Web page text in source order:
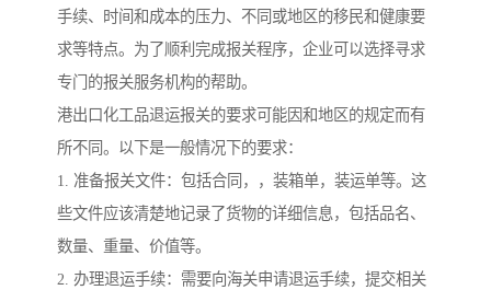
手续、时间和成本的压力、不同或地区的移民和健康要
求等特点。为了顺利完成报关程序，企业可以选择寻求
专门的报关服务机构的帮助。
港出口化工品退运报关的要求可能因和地区的规定而有
所不同。以下是一般情况下的要求：
1. 准备报关文件：包括合同，，装箱单，装运单等。这
些文件应该清楚地记录了货物的详细信息，包括品名、
数量、重量、价值等。
2. 办理退运手续：需要向海关申请退运手续，提交相关